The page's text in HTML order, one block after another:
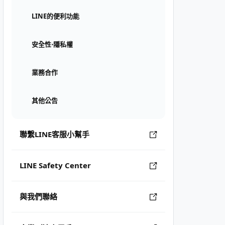
LINE的便利功能
安全性⋅隱私權
業務合作
其他公告
聯繫LINE客服小幫手
LINE Safety Center
與我們聯絡